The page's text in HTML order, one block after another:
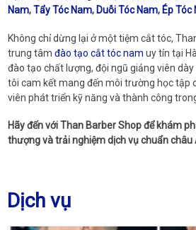
Nam,Tẩy Tóc Nam, Duỗi Tóc Nam, Ép Tóc
Không chỉ dừng lại ở một tiệm cắt tóc,
trung tâm đào tạo cắt tóc nam uy tín tại
đào tạo chất lượng, đội ngũ giảng viên
tôi cam kết mang đến môi trường học tập
viên phát triển kỹ năng và thành công
Hãy đến với Than Barber Shop để khám
thượng và trải nghiệm dịch vụ chuẩn châu
Dịch vụ